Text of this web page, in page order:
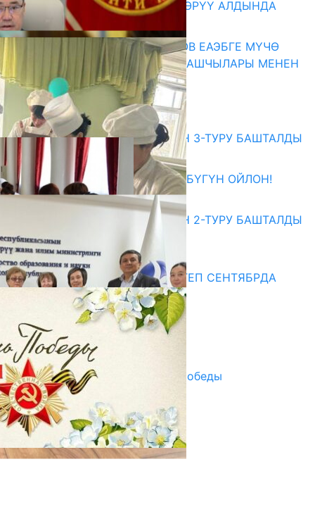
КӨРКӨМ ТАСМАСЫ ЖАРЫК КӨРҮҮ АЛДЫНДА
07.08.2026
ПРЕЗИДЕНТ САДЫР ЖАПАРОВ ЕАЭБГЕ МҮЧӨ
МАМЛЕКЕТТЕРДИН ӨКМӨТ БАШЧЫЛАРЫ МЕНЕН
ЖОЛУГУШТУ
07.08.2026
Абитуриент
ЖОЖДОРГО КАБЫЛ АЛУУНУН 3-ТУРУ БАШТАЛДЫ
27.07.2026
ӨЗҮҢДҮН КЕЛЕЧЕГИҢ ҮЧҮН БҮГҮН ОЙЛОН!
20.07.2026
ЖОЖДОРГО КАБЫЛ АЛУУНУН 2-ТУРУ БАШТАЛДЫ
20.07.2026
Медиа
СУЗАКТА 750 ОРУНДУУ МЕКТЕП СЕНТЯБРДА
ПАЙДАЛАНУУГА БЕРИЛЕТ
07.08.2025
Улуу Жеңиштин жандуу сөзү
29.04.2025
Награды в преддверии Дня Победы
29.04.2025